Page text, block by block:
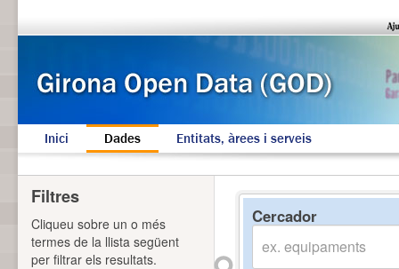
Inici Dades Entitats, àrees i serveis
Cercador
Filtres
Cliqueu sobre un o més
termes de la llista següent
per filtrar els resultats.